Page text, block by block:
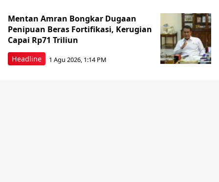
Headline
Mentan Amran Bongkar Dugaan
Penipuan Beras Fortifikasi, Kerugian
Capai Rp71 Triliun
1 Agu 2026, 1:14 PM